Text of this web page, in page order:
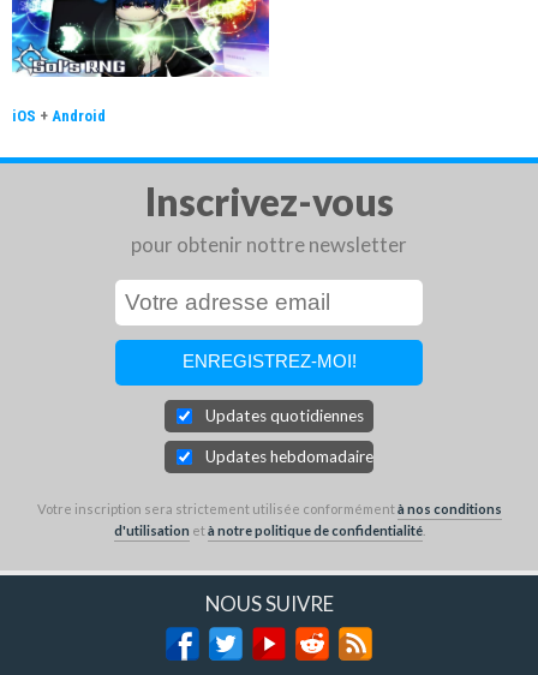
iOS + Android
Inscrivez-vous
pour obtenir nottre newsletter
Updates quotidiennes
Updates hebdomadaires
Votre inscription sera strictement utilisée conformémentà nos conditions
d'utilisation età notre politique de confidentialité.
NOUS SUIVRE